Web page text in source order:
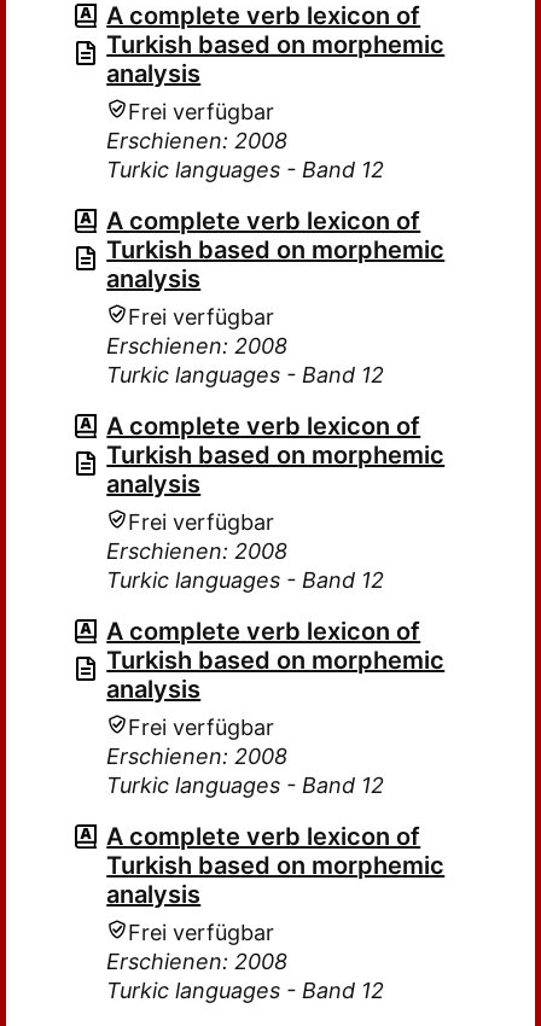
A complete verb lexicon of
Turkish based on morphemic
analysis
Frei verfügbar
Erschienen: 2008
Turkic languages - Band 12
A complete verb lexicon of
Turkish based on morphemic
analysis
Frei verfügbar
Erschienen: 2008
Turkic languages - Band 12
A complete verb lexicon of
Turkish based on morphemic
analysis
Frei verfügbar
Erschienen: 2008
Turkic languages - Band 12
A complete verb lexicon of
Turkish based on morphemic
analysis
Frei verfügbar
Erschienen: 2008
Turkic languages - Band 12
A complete verb lexicon of
Turkish based on morphemic
analysis
Frei verfügbar
Erschienen: 2008
Turkic languages - Band 12